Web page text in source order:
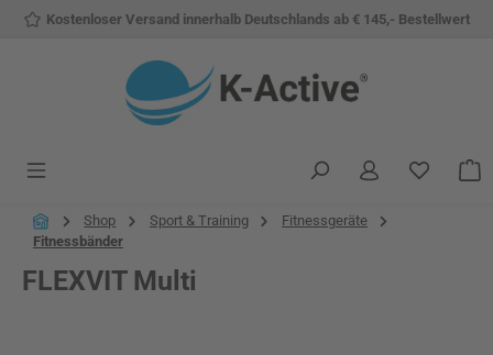
Zum Hauptinhalt springen
Kostenloser Versand innerhalb Deutschlands ab € 145,- Bestellwert
Du
Shop Sport & Training
Fitnessgeräte
Fitnessbänder
FLEXVIT Multi